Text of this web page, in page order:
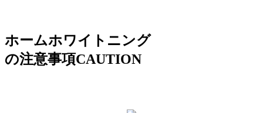
ホームホワイトニング
の注意事項CAUTION